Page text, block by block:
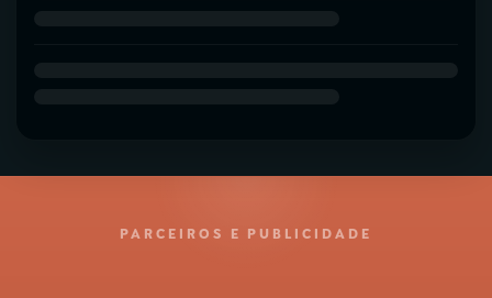
PARCEIROS E PUBLICIDADE